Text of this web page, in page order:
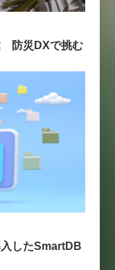
防災DXで挑む
したSmartDB